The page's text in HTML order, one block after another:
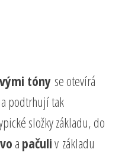
tóny se otevírá
podtrhují tak
složky základu, do
a pačuliv základu